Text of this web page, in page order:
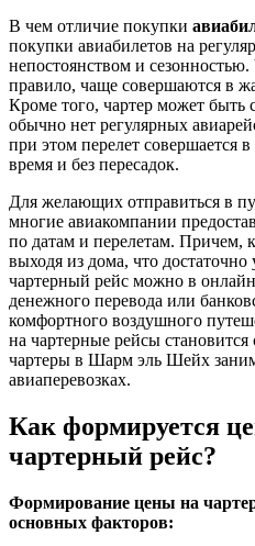
В чем отличие покупки
покупки авиабилетов на
непостоянством и
правило, чаще совершаются в
Кроме того, чартер может быть
обычно нет регулярных
при этом перелет совершается
время и без пересадок.
Для желающих отправиться в
многие авиакомпании
по датам и перелетам. Причем,
выходя из дома, что
чартерный рейс можно в
денежного перевода или
комфортного воздушного
на чартерные рейсы
чартеры в Шарм эль Шейх
авиаперевозках.
Как формируется
чартерный рейс?
Формирование цены на
основных факторов: